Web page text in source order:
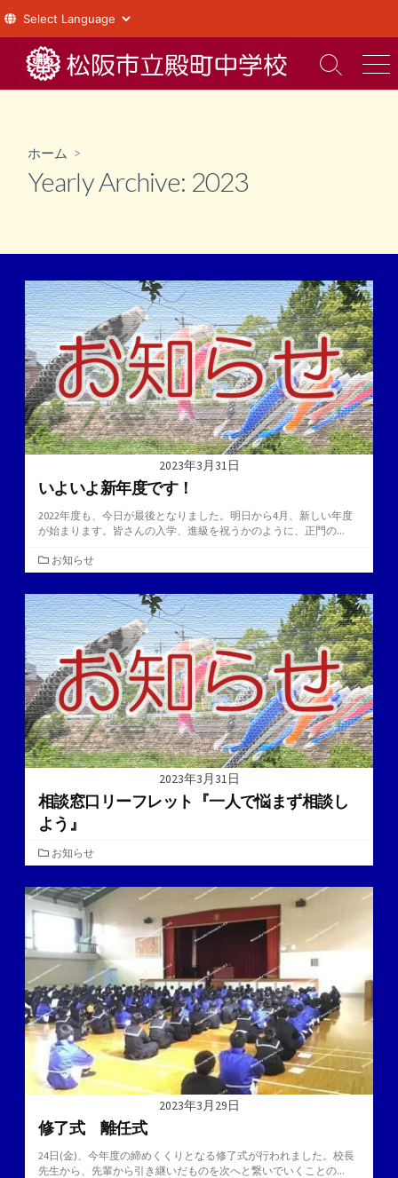
テ
検
索
メ
ニ
ホーム >
Yearly Archive: 2023
2023年3月31日
いよいよ新年度です！
2022年度も、今日が最後となりました。明日から4月、新しい年度
が始まります。皆さんの入学、進級を祝うかのように、正門の...
カ
テ
ゴ
リ
ー
お知らせ
2023年3月31日
相談窓口リーフレット『一人で悩まず相談し
よう』
カ
テ
ゴ
リ
ー
お知らせ
2023年3月29日
修了式 離任式
24日(金)、今年度の締めくくりとなる修了式が行われました。校長
先生から、先輩から引き継いだものを次へと繋いでいくことの...